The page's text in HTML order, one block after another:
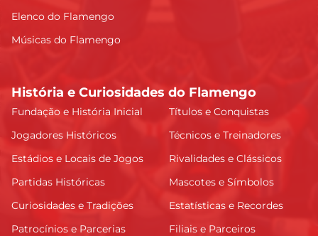
Elenco do Flamengo
Músicas do Flamengo
História e Curiosidades do Flamengo
Fundação e História Inicial
Títulos e Conquistas
Jogadores Históricos
Técnicos e Treinadores
Estádios e Locais de Jogos
Rivalidades e Clássicos
Partidas Históricas
Mascotes e Símbolos
Curiosidades e Tradições
Estatísticas e Recordes
Patrocínios e Parcerias
Filiais e Parceiros